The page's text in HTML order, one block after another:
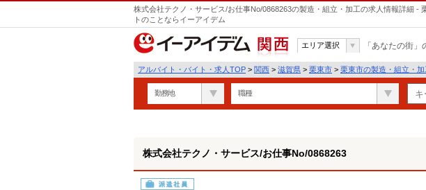
株式会社テクノ・サービス/お仕事No/0868263の製造・組立・加工の求人情報詳細 -
トのことならイーアイデム
関西
エリア選択 「あなたの街
アルバイト・バイト・求人TOP > 関西 > 滋賀県 > 栗東市 > 栗東市の製造・組立・加
勤務地 職種
株式会社テクノ・サービス/お仕事No/0868263